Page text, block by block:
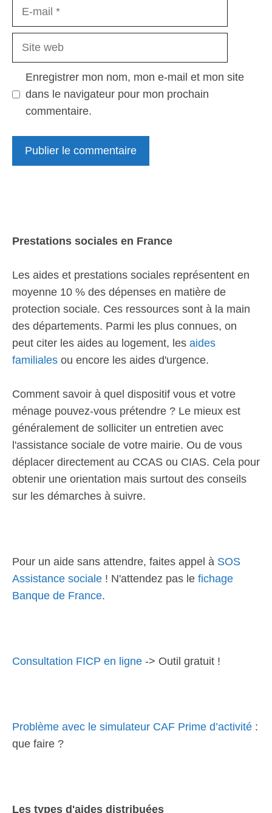
Site
Enregistrer mon nom, mon e-mail et mon site
dans le navigateur pour mon prochain
commentaire.
Prestations sociales en France
Les aides et prestations sociales représentent en
moyenne 10 % des dépenses en matière de
protection sociale. Ces ressources sont à la main
des départements. Parmi les plus connues, on
peut citer les aides au logement, les aides
familiales ou encore les aides d'urgence.
Comment savoir à quel dispositif vous et votre
ménage pouvez-vous prétendre ? Le mieux est
généralement de solliciter un entretien avec
l'assistance sociale de votre mairie. Ou de vous
déplacer directement au CCAS ou CIAS. Cela pour
obtenir une orientation mais surtout des conseils
sur les démarches à suivre.
Pour un aide sans attendre, faites appel à SOS
Assistance sociale ! N'attendez pas le fichage
Banque de France.
Consultation FICP en ligne -> Outil gratuit !
Problème avec le simulateur CAF Prime d’activité :
que faire ?
Les types d'aides distribuées